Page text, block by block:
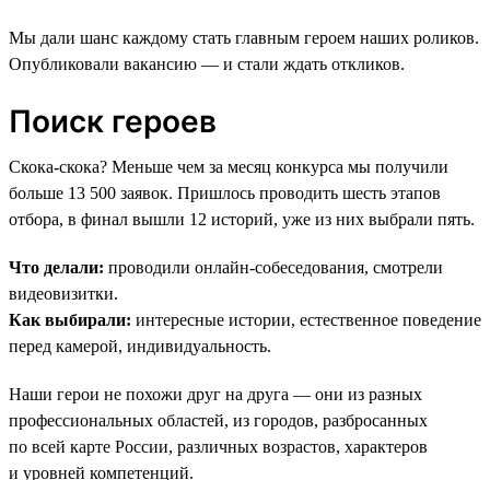
Мы дали шанс каждому стать главным героем наших роликов.
Опубликовали вакансию — и стали ждать откликов.
Поиск героев
Скока-скока? Меньше чем за месяц конкурса мы получили
больше 13 500 заявок. Пришлось проводить шесть этапов
отбора, в финал вышли 12 историй, уже из них выбрали пять.
Что делали: проводили онлайн-собеседования, смотрели
видеовизитки.
Как выбирали: интересные истории, естественное поведение
перед камерой, индивидуальность.
Наши герои не похожи друг на друга — они из разных
профессиональных областей, из городов, разбросанных
по всей карте России, различных возрастов, характеров
и уровней компетенций.